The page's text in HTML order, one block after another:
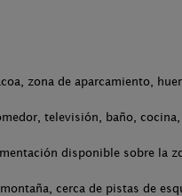
zona de aparcamiento,
televisión, baño,
disponible sobre la
cerca de pistas de